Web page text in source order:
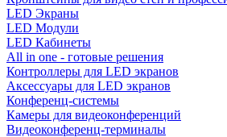
LED Экраны
LED Модули
LED Кабинеты
All in one - готовые решения
Контроллеры для LED экранов
Аксессуары для LED экранов
Конференц-системы
Камеры для видеоконференций
Видеоконференц-терминалы